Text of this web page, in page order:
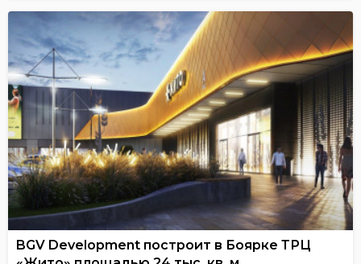
BGV Development построит в Боярке ТРЦ